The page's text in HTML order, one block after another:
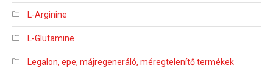
L-Arginine
L-Glutamine
Legalon, epe, májregeneráló, méregtelenítő termékek